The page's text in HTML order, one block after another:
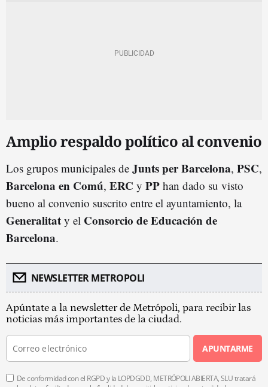
Amplio respaldo político al convenio
Los grupos municipales de Junts per Barcelona, PSC,
Barcelona en Comú, ERC y PP han dado su visto
bueno al convenio suscrito entre el ayuntamiento, la
Generalitat y el Consorcio de Educación de
Barcelona.
NEWSLETTER METROPOLI
Apúntate a la newsletter de Metrópoli, para recibir las
noticias más importantes de la ciudad.
APUNTARME
De conformidad con el RGPD y la LOPDGDD, METRÓPOLI ABIERTA, SLU tratará